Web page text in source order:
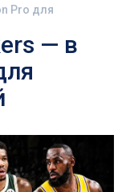
Pro для
— в